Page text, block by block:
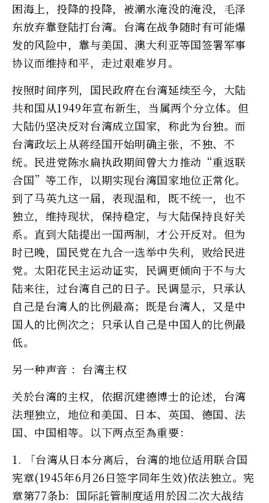
困海上，投降的投降，被潮水淹没的淹没，毛泽
东放弃靠登陆打台湾。台湾在战争随时有可能爆
发的风险中，靠与美国、澳大利亚等国签署军事
协议而维持和平，走过艰难岁月。
按照时间序列，国民政府在台湾延续至今，大陆
共和国从1949年宣布新生，当属两个分立体。但
大陆仍坚决反对台湾成立国家，称此为台独。而
台湾政坛上从蒋经国开始明确主张，不独、不
统。民进党陈水扁执政期间曾大力推动“重返联
合国”等工作，以期实现台湾国家地位正常化。
到了马英九这一届，表现温和，既不统一，也不
独立，维持现状，保持稳定，与大陆保持良好关
系。直到大陆提出一国两制，才公开反对。但为
时已晚，国民党在九合一选举中失利，败给民进
党。太阳花民主运动证实，民调更倾向于不与大
陆来往，过台湾自己的日子。民调显示，只承认
自己是台湾人的比例最高；既是台湾人，又是中
国人的比例次之；只承认自己是中国人的比例最
低。
另一种声音 ：台湾主权
关於台湾的主权，依据沉建德博士的论述，台湾
法理独立，地位和美国、日本、英国、德国、法
国、中国相等。以下两点至為重要：
1. 「台湾从日本分离后，台湾的地位适用联合国
宪章(1945年6月26日签字同年生效)依法独立。宪
章第77条b：国际託管制度适用於因二次大战结